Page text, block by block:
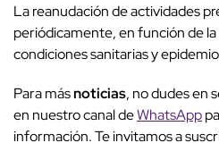
La reanudación de actividades
periódicamente, en función de
condiciones sanitarias y
Para másnoticias, no dudes en
en nuestro canal deWhatsApp
información. Te invitamos a